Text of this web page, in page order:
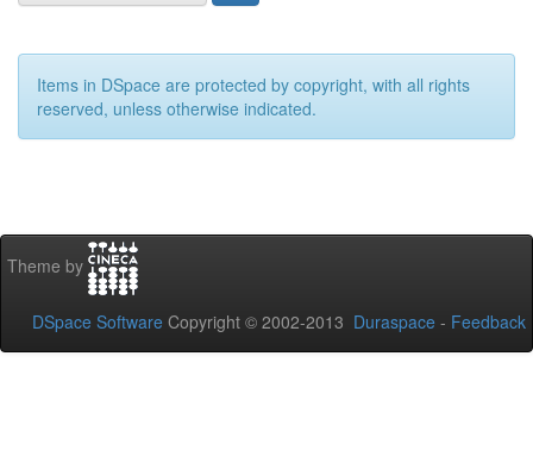
Items in DSpace are protected by copyright, with all rights
reserved, unless otherwise indicated.
Theme by
DSpace Software Copyright © 2002-2013 Duraspace - Feedback